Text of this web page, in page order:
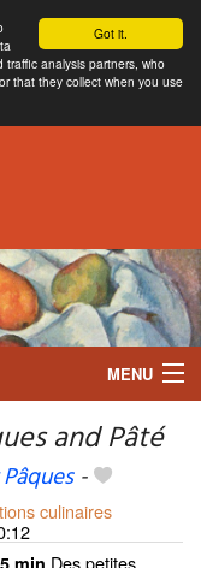
Got it.
analysis partners, who
that they collect when you use
MENU
and Pâté
-
culinaires
5 min Des petites